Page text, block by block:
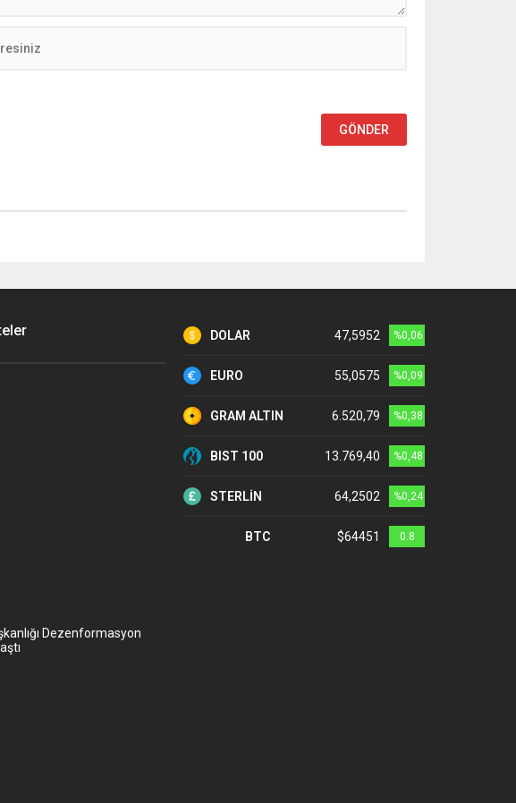
DOLAR 47,5952 %0,06
EURO 55,0575 %0,09
GRAM ALTIN 6.520,79 %0,38
BIST 100 13.769,40 %0,48
STERLİN 64,2502 %0,24
BTC $64451 0.8